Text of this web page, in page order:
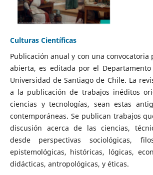
Culturas Científicas
Publicación anual y con una
abierta, es editada por el
Universidad de Santiago de Chile. La
a la publicación de trabajos inéditos
ciencias y tecnologías, sean estas
contemporáneas. Se publican trabajos
discusión acerca de las ciencias,
desde perspectivas sociológicas,
epistemológicas, históricas, lógicas,
didácticas, antropológicas, y éticas.